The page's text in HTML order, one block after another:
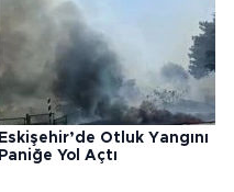
Eskişehir’de Otluk Yangını
Paniğe Yol Açtı